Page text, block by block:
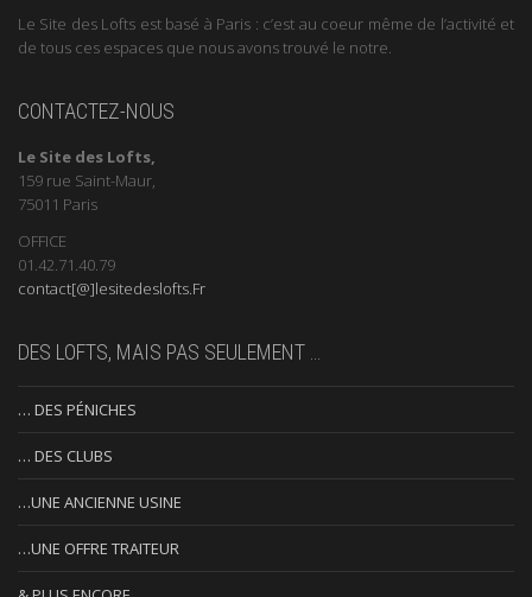
Le Site des Lofts est basé à Paris : c’est au coeur même de l’activité et
de tous ces espaces que nous avons trouvé le notre.
CONTACTEZ-NOUS
Le Site des Lofts,
159 rue Saint-Maur,
75011 Paris
OFFICE
01.42.71.40.79
contact[@]lesitedeslofts.Fr
DES LOFTS, MAIS PAS SEULEMENT …
… DES PÉNICHES
… DES CLUBS
…UNE ANCIENNE USINE
…UNE OFFRE TRAITEUR